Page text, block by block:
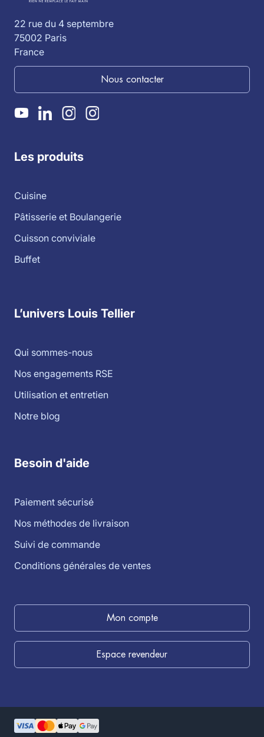
22 rue du 4 septembre
75002 Paris
France
Nous contacter
Les produits
Cuisine
Pâtisserie et Boulangerie
Cuisson conviviale
Buffet
L’univers Louis Tellier
Qui sommes-nous
Nos engagements RSE
Utilisation et entretien
Notre blog
Besoin d'aide
Paiement sécurisé
Nos méthodes de livraison
Suivi de commande
Conditions générales de ventes
Mon compte
Espace revendeur